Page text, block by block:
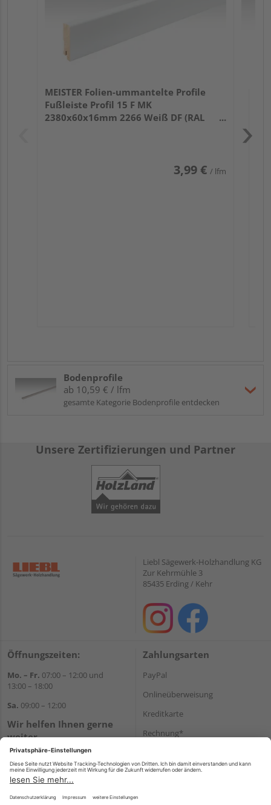
MEISTER Folien-ummantelte Profile
Fußleiste Profil 15 F MK
2380x60x16mm 2266 Weiß DF (RAL
3,99 € / lfm
Bodenprofile
ab 10,59 € / lfm
gesamte Kategorie Bodenprofile entdecken
Unsere Zertifizierungen und Partner
Liebl Sägewerk-Holzhandlung KG
Zur Kehrmühle 3
85435 Erding / Kehr
Öffnungszeiten:
Mo. – Fr. 07:00 – 12:00 und
13:00 – 18:00
Sa. 09:00 – 12:00
Wir helfen Ihnen gerne
weiter
Tel.:+49 8122 14197
E-Mail:vertrieb@holz-liebl.de
Zahlungsarten
PayPal
Onlineüberweisung
Kreditkarte
Rechnung*
Versand